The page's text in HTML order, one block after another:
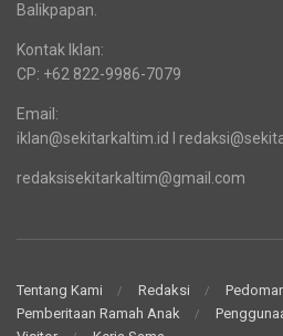
Balikpapan.
Kontak Iklan:
CP: +62 822-9986-7079
Email:
iklan@sekitarkaltim.id I
redaksisekitarkaltim@gmail.com
Tentang Kami Redaksi
Pemberitaan Ramah Anak